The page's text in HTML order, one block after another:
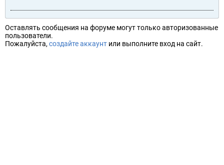
Оставлять сообщения на форуме могут только авторизованные
пользователи.
Пожалуйста, создайте аккаунт или выполните вход на сайт.